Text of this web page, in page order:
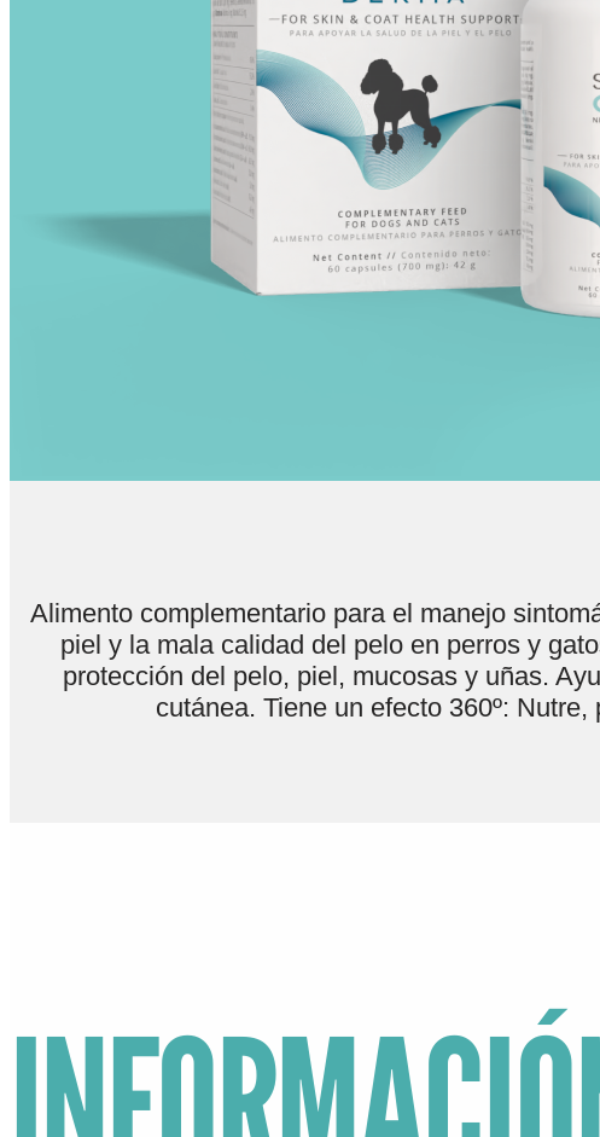
Alimento complementario para el manejo
piel y la mala calidad del pelo en perros y
protección del pelo, piel, mucosas y uñas.
cutánea. Tiene un efecto 360º: Nutre,